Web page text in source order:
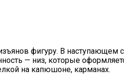
фигуру. В наступающем
— низ, которые
на капюшоне, карманах.